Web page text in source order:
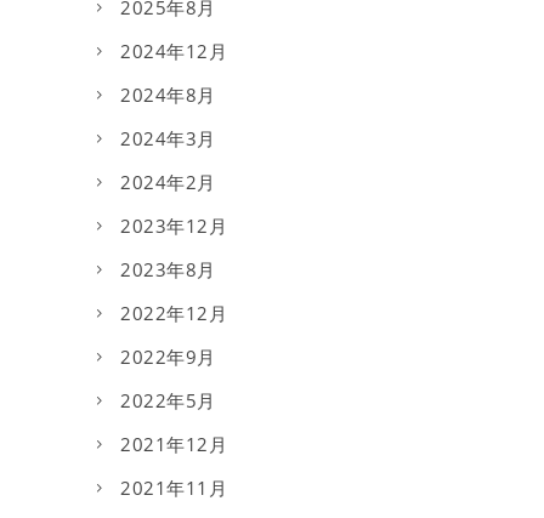
2025年8月
2024年12月
2024年8月
2024年3月
2024年2月
2023年12月
2023年8月
2022年12月
2022年9月
2022年5月
2021年12月
2021年11月